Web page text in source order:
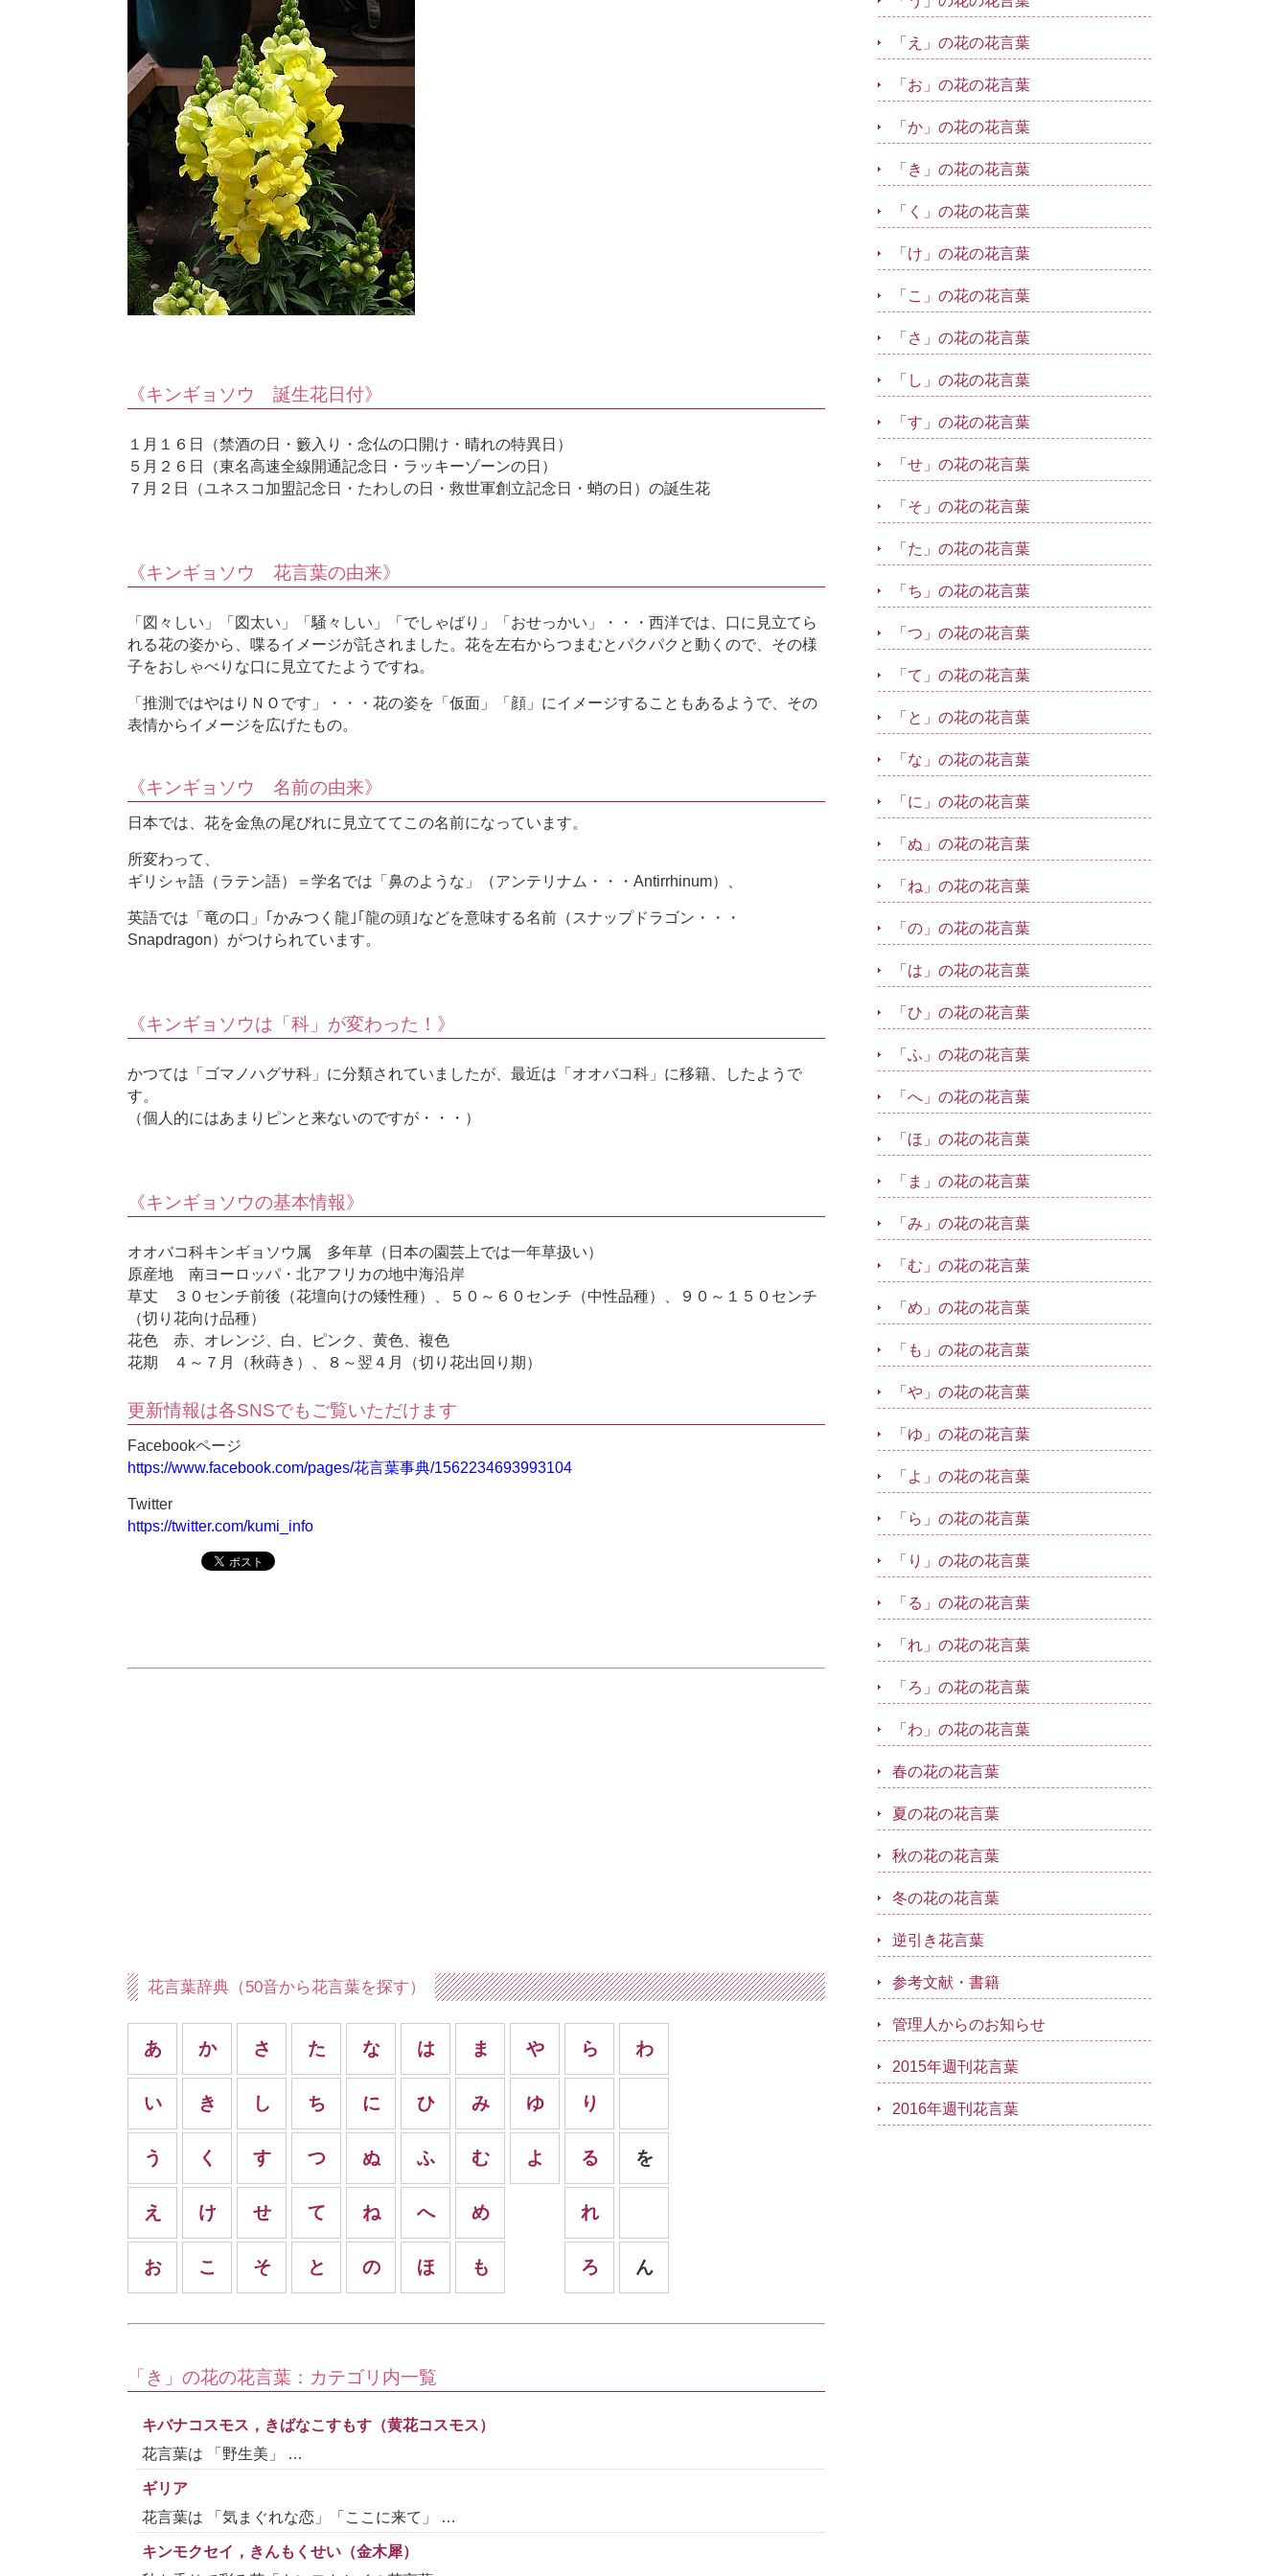
《キンギョソウ 誕生花日付》
１月１６日（禁酒の日・籔入り・念仏の口開け・晴れの特異日）
５月２６日（東名高速全線開通記念日・ラッキーゾーンの日）
７月２日（ユネスコ加盟記念日・たわしの日・救世軍創立記念日・蛸の日）の誕生花
《キンギョソウ 花言葉の由来》
「図々しい」「図太い」「騒々しい」「でしゃばり」「おせっかい」・・・西洋では、口に見立てら
れる花の姿から、喋るイメージが託されました。花を左右からつまむとパクパクと動くので、その様
子をおしゃべりな口に見立てたようですね。
「推測ではやはりＮＯです」・・・花の姿を「仮面」「顔」にイメージすることもあるようで、その
表情からイメージを広げたもの。
《キンギョソウ 名前の由来》
日本では、花を金魚の尾びれに見立ててこの名前になっています。
所変わって、
ギリシャ語（ラテン語）＝学名では「鼻のような」（アンテリナム・・・Antirrhinum）、
英語では「竜の口」｢かみつく龍｣｢龍の頭｣などを意味する名前（スナップドラゴン・・・
Snapdragon）がつけられています。
《キンギョソウは「科」が変わった！》
かつては「ゴマノハグサ科」に分類されていましたが、最近は「オオバコ科」に移籍、したようで
す。
（個人的にはあまりピンと来ないのですが・・・）
《キンギョソウの基本情報》
オオバコ科キンギョソウ属 多年草（日本の園芸上では一年草扱い）
原産地 南ヨーロッパ・北アフリカの地中海沿岸
草丈 ３０センチ前後（花壇向けの矮性種）、５０～６０センチ（中性品種）、９０～１５０センチ
（切り花向け品種）
花色 赤、オレンジ、白、ピンク、黄色、複色
花期 ４～７月（秋蒔き）、８～翌４月（切り花出回り期）
更新情報は各SNSでもご覧いただけます
Facebookページ
https://www.facebook.com/pages/花言葉事典/1562234693993104
Twitter
https://twitter.com/kumi_info
花言葉辞典（50音から花言葉を探す）
あ
い
う
え
お
か
き
く
け
こ
さ
し
す
せ
そ
た
ち
つ
て
と
な
に
ぬ
ね
の
は
ひ
ふ
へ
ほ
ま
み
む
め
も
や
ゆ
よ
ら
り
る
れ
ろ
わ
を
ん
「き」の花の花言葉：カテゴリ内一覧
キバナコスモス，きばなこすもす（黄花コスモス）
花言葉は 「野生美」 …
ギリア
花言葉は 「気まぐれな恋」「ここに来て」 …
キンモクセイ，きんもくせい（金木犀）
「え」の花の花言葉
「お」の花の花言葉
「か」の花の花言葉
「き」の花の花言葉
「く」の花の花言葉
「け」の花の花言葉
「こ」の花の花言葉
「さ」の花の花言葉
「し」の花の花言葉
「す」の花の花言葉
「せ」の花の花言葉
「そ」の花の花言葉
「た」の花の花言葉
「ち」の花の花言葉
「つ」の花の花言葉
「て」の花の花言葉
「と」の花の花言葉
「な」の花の花言葉
「に」の花の花言葉
「ぬ」の花の花言葉
「ね」の花の花言葉
「の」の花の花言葉
「は」の花の花言葉
「ひ」の花の花言葉
「ふ」の花の花言葉
「へ」の花の花言葉
「ほ」の花の花言葉
「ま」の花の花言葉
「み」の花の花言葉
「む」の花の花言葉
「め」の花の花言葉
「も」の花の花言葉
「や」の花の花言葉
「ゆ」の花の花言葉
「よ」の花の花言葉
「ら」の花の花言葉
「り」の花の花言葉
「る」の花の花言葉
「れ」の花の花言葉
「ろ」の花の花言葉
「わ」の花の花言葉
春の花の花言葉
夏の花の花言葉
秋の花の花言葉
冬の花の花言葉
逆引き花言葉
参考文献・書籍
管理人からのお知らせ
2015年週刊花言葉
2016年週刊花言葉